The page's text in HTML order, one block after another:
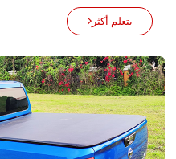
يتعلم أكثر